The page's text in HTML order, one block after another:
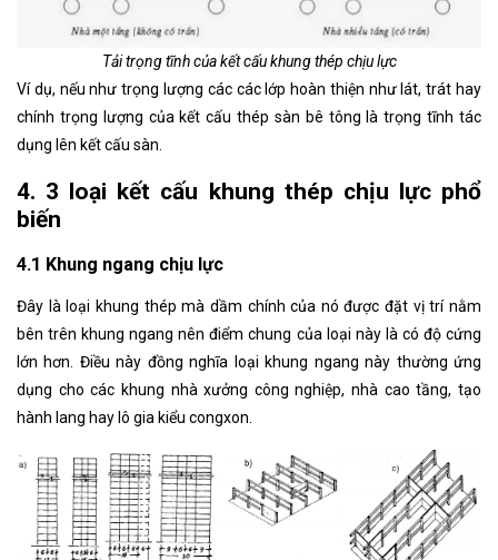
Tải trọng tĩnh của kết cấu khung thép chịu lực
Ví dụ, nếu như trọng lượng các các lớp hoàn thiện như lát, trát hay
chính trọng lượng của kết cấu thép sàn bê tông là trọng tĩnh tác
dụng lên kết cấu sàn.
4. 3 loại kết cấu khung thép chịu lực phổ
biến
4.1 Khung ngang chịu lực
Đây là loại khung thép mà dầm chính của nó được đặt vị trí nằm
bên trên khung ngang nên điểm chung của loại này là có độ cứng
lớn hơn. Điều này đồng nghĩa loại khung ngang này thường ứng
dụng cho các khung nhà xưởng công nghiệp, nhà cao tầng, tạo
hành lang hay lô gia kiểu congxon.